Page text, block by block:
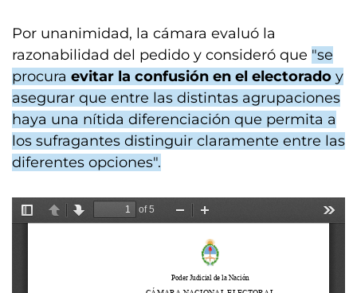
Por unanimidad, la cámara evaluó la
razonabilidad del pedido y consideró que "se
procura evitar la confusión en el electorado y
asegurar que entre las distintas agrupaciones
haya una nítida diferenciación que permita a
los sufragantes distinguir claramente entre las
diferentes opciones".